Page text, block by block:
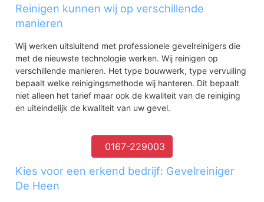
Reinigen kunnen wij op verschillende
manieren
Wij werken uitsluitend met professionele gevelreinigers die
met de nieuwste technologie werken. Wij reinigen op
verschillende manieren. Het type bouwwerk, type vervuiling
bepaalt welke reinigingsmethode wij hanteren. Dit bepaalt
niet alleen het tarief maar ook de kwaliteit van de reiniging
en uiteindelijk de kwaliteit van uw gevel.
0167-229003
Kies voor een erkend bedrijf: Gevelreiniger
De Heen